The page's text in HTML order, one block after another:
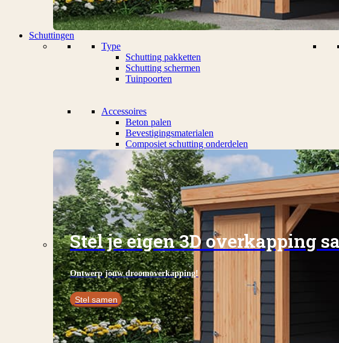
Schuttingen
Type
Schutting pakketten
Schutting schermen
Tuinpoorten
Accessoires
Beton palen
Bevestigingsmaterialen
Composiet schutting onderdelen
Stel je eigen 3D overkapping
Ontwerp jouw droomoverkapping!
Stel samen